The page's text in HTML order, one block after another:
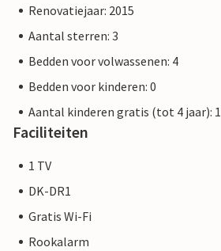
Renovatiejaar: 2015
Aantal sterren: 3
Bedden voor volwassenen: 4
Bedden voor kinderen: 0
Aantal kinderen gratis (tot 4 jaar): 1
Faciliteiten
1 TV
DK-DR1
Gratis Wi-Fi
Rookalarm